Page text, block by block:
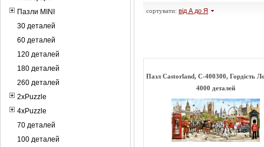
Пазли MINI
30 деталей
60 деталей
120 деталей
180 деталей
260 деталей
2xPuzzle
4xPuzzle
70 деталей
100 деталей
сортувати: від А до Я
Пазл Castorland, C-400300, Гордість
4000 деталей